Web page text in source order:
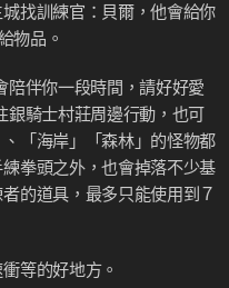
找訓練官：貝爾，他會給你
物品。
陪伴你一段時間，請好好愛
銀騎士村莊周邊行動，也可
「海岸」「森林」的怪物都
拳頭之外，也會掉落不少基
的道具，最多只能使用到７
等的好地方。